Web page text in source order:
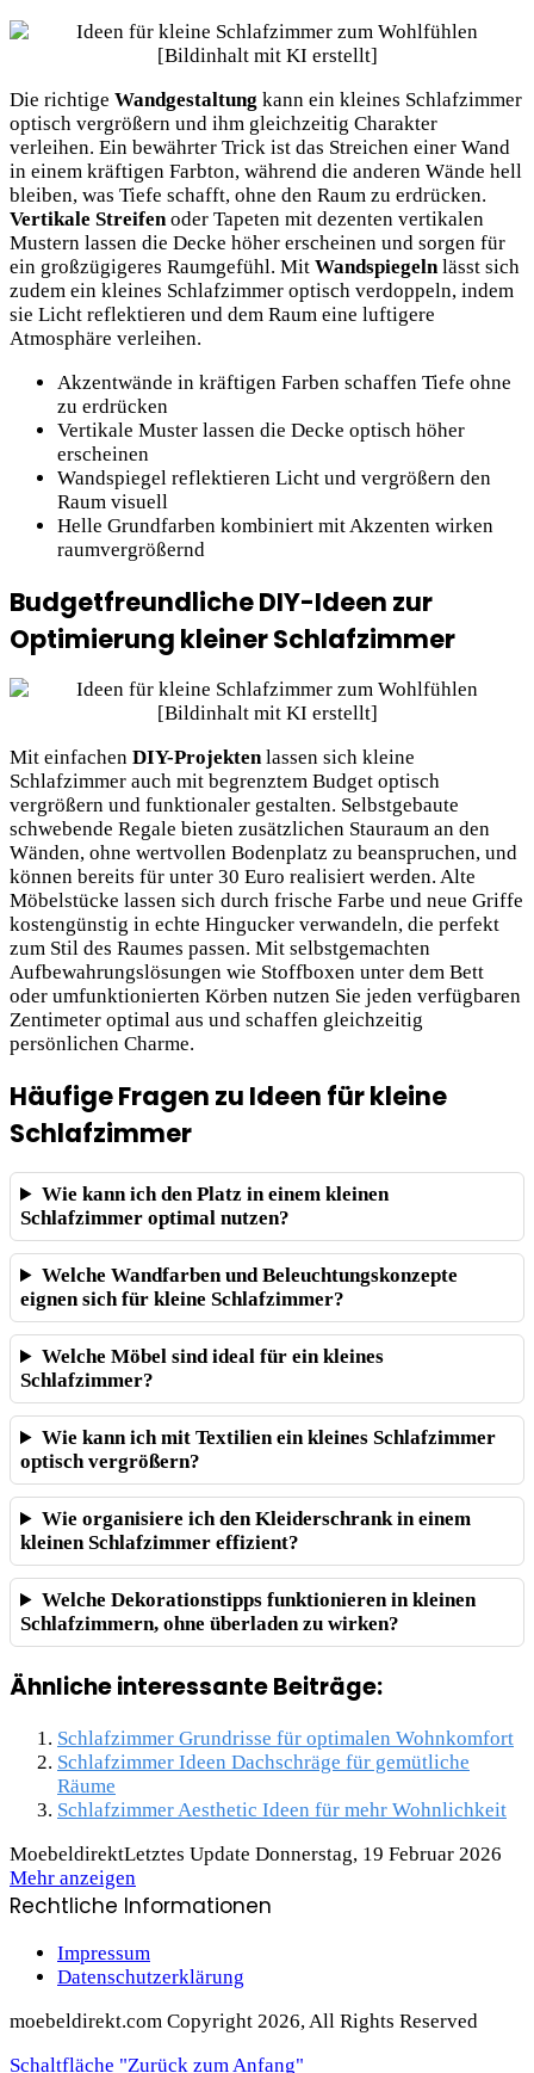
Die richtige Wandgestaltung kann ein kleines Schlafzimmer
optisch vergrößern und ihm gleichzeitig Charakter
verleihen. Ein bewährter Trick ist das Streichen einer Wand
in einem kräftigen Farbton, während die anderen Wände hell
bleiben, was Tiefe schafft, ohne den Raum zu erdrücken.
Vertikale Streifenoder Tapeten mit dezenten vertikalen
Mustern lassen die Decke höher erscheinen und sorgen für
ein großzügigeres Raumgefühl. Mit Wandspiegelnlässt sich
zudem ein kleines Schlafzimmer optisch verdoppeln, indem
sie Licht reflektieren und dem Raum eine luftigere
Atmosphäre verleihen.
Akzentwände in kräftigen Farben schaffen Tiefe ohne
zu erdrücken
Vertikale Muster lassen die Decke optisch höher
erscheinen
Wandspiegel reflektieren Licht und vergrößern den
Raum visuell
Helle Grundfarben kombiniert mit Akzenten wirken
raumvergrößernd
Budgetfreundliche DIY-Ideen zur
Optimierung kleiner Schlafzimmer
Mit einfachen DIY-Projektenlassen sich kleine
Schlafzimmer auch mit begrenztem Budget optisch
vergrößern und funktionaler gestalten. Selbstgebaute
schwebende Regale bieten zusätzlichen Stauraum an den
Wänden, ohne wertvollen Bodenplatz zu beanspruchen, und
können bereits für unter 30 Euro realisiert werden. Alte
Möbelstücke lassen sich durch frische Farbe und neue Griffe
kostengünstig in echte Hingucker verwandeln, die perfekt
zum Stil des Raumes passen. Mit selbstgemachten
Aufbewahrungslösungen wie Stoffboxen unter dem Bett
oder umfunktionierten Körben nutzen Sie jeden verfügbaren
Zentimeter optimal aus und schaffen gleichzeitig
persönlichen Charme.
Häufige Fragen zu Ideen für kleine
Schlafzimmer
Wie kann ich den Platz in einem kleinen
Schlafzimmer optimal nutzen?
Welche Wandfarben und Beleuchtungskonzepte
eignen sich für kleine Schlafzimmer?
Welche Möbel sind ideal für ein kleines
Schlafzimmer?
Wie kann ich mit Textilien ein kleines Schlafzimmer
optisch vergrößern?
Wie organisiere ich den Kleiderschrank in einem
kleinen Schlafzimmer effizient?
Welche Dekorationstipps funktionieren in kleinen
Schlafzimmern, ohne überladen zu wirken?
Ähnliche interessante Beiträge:
Schlafzimmer Grundrisse für optimalen Wohnkomfort
Schlafzimmer Ideen Dachschräge für gemütliche
Räume
Schlafzimmer Aesthetic Ideen für mehr Wohnlichkeit
MoebeldirektLetztes Update Donnerstag, 19 Februar 2026
Mehr anzeigen
Rechtliche Informationen
Impressum
Datenschutzerklärung
moebeldirekt.com Copyright 2026, All Rights Reserved
Schaltfläche "Zurück zum Anfang"